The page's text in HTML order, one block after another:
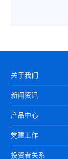
关于我们
新闻资讯
产品中心
党建工作
投资者关系